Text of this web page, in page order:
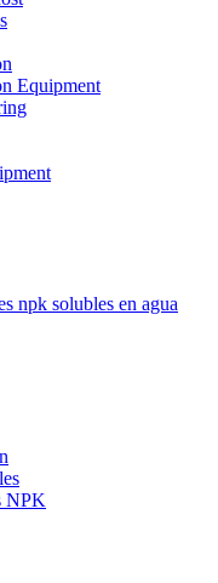
Equipment
npk solubles en agua
NPK